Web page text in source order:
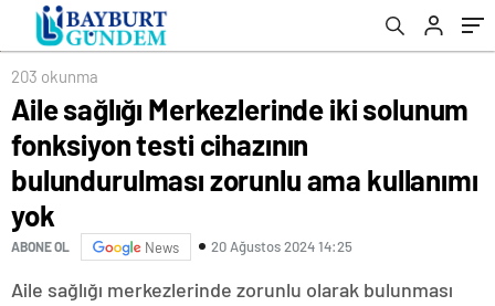
zorunlu ama kullanımı yok
203 okunma
Aile sağlığı Merkezlerinde iki solunum
fonksiyon testi cihazının
bulundurulması zorunlu ama kullanımı
yok
ABONE OL News 20 Ağustos 2024 14:25
Aile sağlığı merkezlerinde zorunlu olarak bulunması